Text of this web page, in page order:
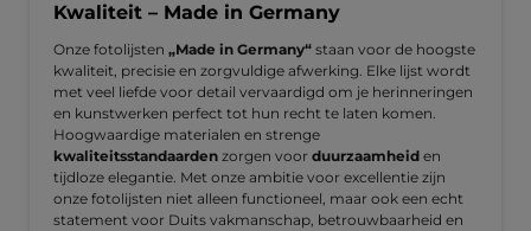
Kwaliteit – Made in Germany
Onze fotolijsten „Made in Germany“ staan voor de hoogste
kwaliteit, precisie en zorgvuldige afwerking. Elke lijst wordt
met veel liefde voor detail vervaardigd om je herinneringen
en kunstwerken perfect tot hun recht te laten komen.
Hoogwaardige materialen en strenge
kwaliteitsstandaarden zorgen voor duurzaamheid en
tijdloze elegantie. Met onze ambitie voor excellentie zijn
onze fotolijsten niet alleen functioneel, maar ook een echt
statement voor Duits vakmanschap, betrouwbaarheid en